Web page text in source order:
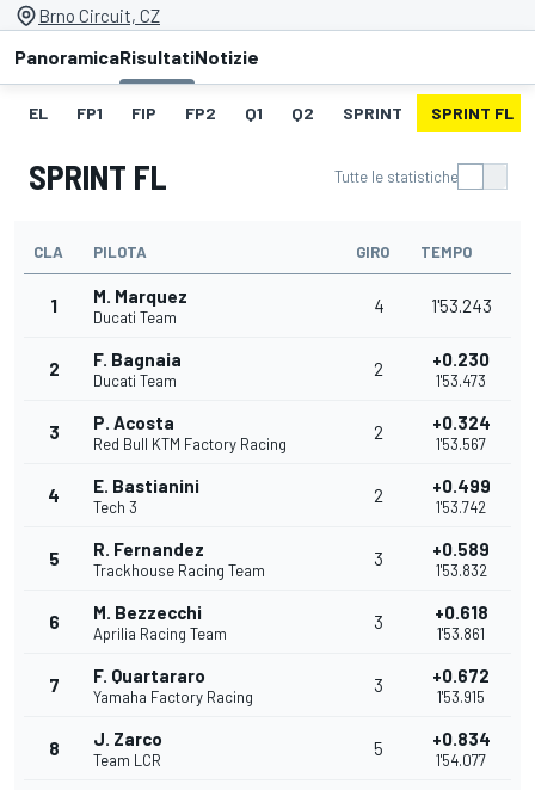
Brno Circuit, CZ
PanoramicaRisultatiNotizie
EL FP1 FIP FP2 Q1 Q2 SPRINT SPRINT FL
SPRINT FL Tutte le statistiche
CLA PILOTA GIRO TEMPO
1 M. Marquez
Ducati Team
4 1'53.243
2 F. Bagnaia
Ducati Team
2 +0.230
1'53.473
3 P. Acosta
Red Bull KTM Factory Racing
2 +0.324
1'53.567
4 E. Bastianini
Tech 3
2 +0.499
1'53.742
5 R. Fernandez
Trackhouse Racing Team
3 +0.589
1'53.832
6 M. Bezzecchi
Aprilia Racing Team
3 +0.618
1'53.861
7 F. Quartararo
Yamaha Factory Racing
3 +0.672
1'53.915
8 J. Zarco
Team LCR
5 +0.834
1'54.077